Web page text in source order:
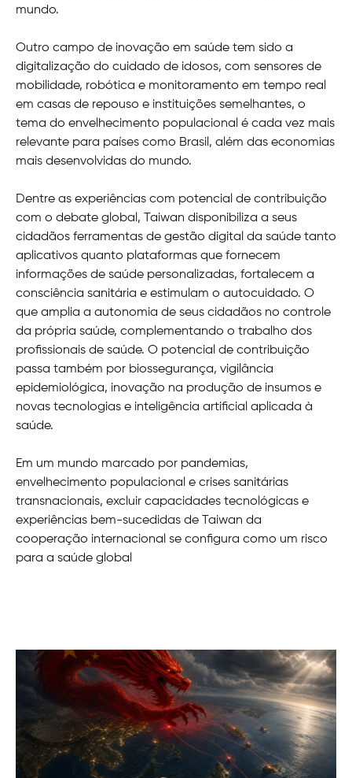
mundo.
Outro campo de inovação em saúde tem sido a
digitalização do cuidado de idosos, com sensores de
mobilidade, robótica e monitoramento em tempo real
em casas de repouso e instituições semelhantes, o
tema do envelhecimento populacional é cada vez mais
relevante para países como Brasil, além das economias
mais desenvolvidas do mundo.
Dentre as experiências com potencial de contribuição
com o debate global, Taiwan disponibiliza a seus
cidadãos ferramentas de gestão digital da saúde tanto
aplicativos quanto plataformas que fornecem
informações de saúde personalizadas, fortalecem a
consciência sanitária e estimulam o autocuidado. O
que amplia a autonomia de seus cidadãos no controle
da própria saúde, complementando o trabalho dos
profissionais de saúde. O potencial de contribuição
passa também por biossegurança, vigilância
epidemiológica, inovação na produção de insumos e
novas tecnologias e inteligência artificial aplicada à
saúde.
Em um mundo marcado por pandemias,
envelhecimento populacional e crises sanitárias
transnacionais, excluir capacidades tecnológicas e
experiências bem-sucedidas de Taiwan da
cooperação internacional se configura como um risco
para a saúde global